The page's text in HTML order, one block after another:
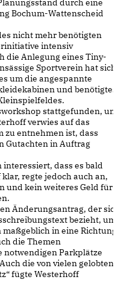
durch eine
Bochum-Wattenscheid
nicht mehr benötigten
intensiv
die Anlegung eines Tiny-
Sportverein hat sich
um die angespannte
und benötigtes
stattgefunden, um
verwies auf das
zu entnehmen ist, dass
Gutachten in Auftrag
dass es bald
regte jedoch auch an,
und kein weiteres Geld für
Änderungsantrag, der
bezieht, um
in eine Richtung
die Themen
Parkplätze
die von vielen gelobten
fügte Westerhoff